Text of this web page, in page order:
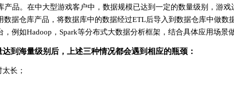
产品。在中大型游戏客户中，数据规模已达到一定的数量级别，游戏
数据仓库产品，将数据库中的数据经过ETL后导入到数据仓库中做数
例如Hadoop，Spark等分布式大数据分析框架，结合具体应用场景
到海量级别后，上述三种情况都会遇到相应的瓶颈：
长；